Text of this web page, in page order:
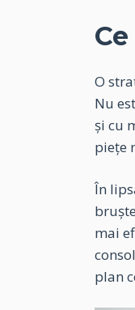
O
Nu
și cu
piețe
În
mai
plan